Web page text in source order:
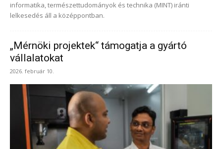
informatika, természettudományok és technika (MINT) iránti
lelkesedés áll a középpontban.
„Mérnöki projektek“ támogatja a gyártó
vállalatokat
2026. február 10.